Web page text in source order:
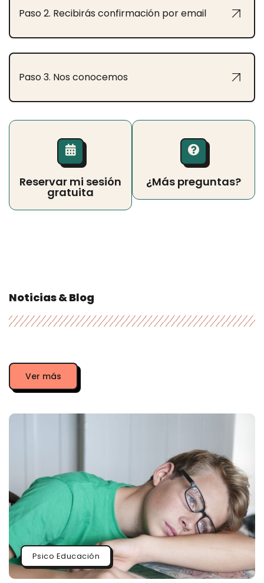
Paso 2. Recibirás confirmación por email
Paso 3. Nos conocemos
Reservar mi sesión
gratuita
¿Más preguntas?
Noticias & Blog
Ver más
Psico Educación